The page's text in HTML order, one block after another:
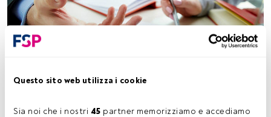
Questo sito web utilizza i cookie
Sia noi che i nostri 45 partner memorizziamo e accediamo
Tempo di lettura:2 min.